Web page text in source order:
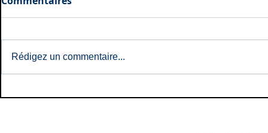
Rédigez un commentaire...